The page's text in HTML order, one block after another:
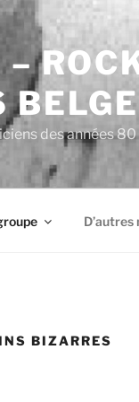
des années 80
BIZARRES